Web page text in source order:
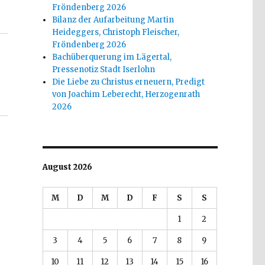
Welver 2015“
Fröndenberg 2026
Bilanz der Aufarbeitung Martin
Heideggers, Christoph Fleischer,
Fröndenberg 2026
Bachüberquerung im Lägertal,
Pressenotiz Stadt Iserlohn
Die Liebe zu Christus erneuern, Predigt
von Joachim Leberecht, Herzogenrath
2026
August 2026
M D M D F S S
1 2
3 4 5 6 7 8 9
10 11 12 13 14 15 16